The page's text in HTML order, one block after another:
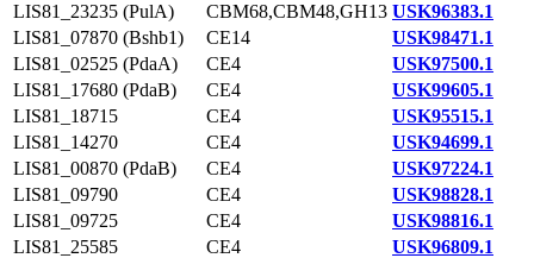
LIS81_23235 (PulA)
CBM68,CBM48,GH13 USK96383.1
LIS81_07870 (Bshb1)
CE14
USK98471.1
LIS81_02525 (PdaA)
CE4
USK97500.1
LIS81_17680 (PdaB)
CE4
USK99605.1
LIS81_18715
CE4
USK95515.1
LIS81_14270
CE4
USK94699.1
LIS81_00870 (PdaB)
CE4
USK97224.1
LIS81_09790
CE4
USK98828.1
LIS81_09725
CE4
USK98816.1
LIS81_25585
CE4
USK96809.1